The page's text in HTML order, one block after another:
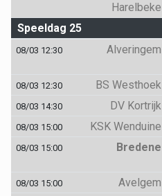
Harelbeke
Speeldag 25
08/03 12:30 Alveringem
08/03 12:30 BS Westhoek
08/03 14:30 DV Kortrijk
08/03 15:00 KSK Wenduine
08/03 15:00 Bredene
08/03 15:00 Avelgem